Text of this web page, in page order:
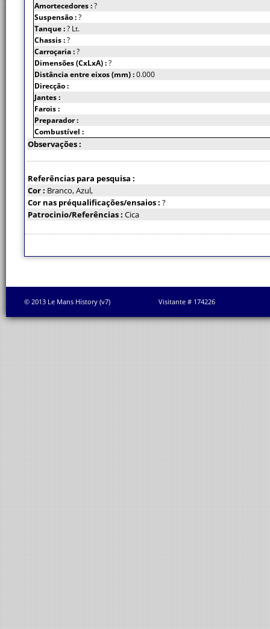
Amortecedores :?
Suspensão :?
Tanque :? Lt.
Chassis :?
Carroçaria :?
Dimensões (CxLxA) :?
Distância entre eixos (mm) :0.000
Direcção :
Jantes :
Farois :
Preparador :
Combustível :
Observações :
Referências para pesquisa :
Cor : Branco, Azul,
Cor nas préqualificações/ensaios : ?
Patrocinio/Referências : Cica
© 2013 Le Mans History (v7) Visitante # 174226